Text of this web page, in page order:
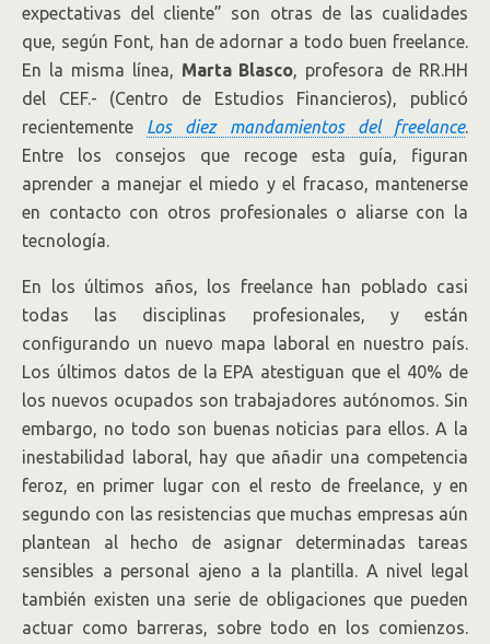
expectativas del cliente” son otras de las cualidades
que, según Font, han de adornar a todo buen freelance.
En la misma línea, Marta Blasco, profesora de RR.HH
del CEF.- (Centro de Estudios Financieros), publicó
recientemente Los diez mandamientos del freelance.
Entre los consejos que recoge esta guía, figuran
aprender a manejar el miedo y el fracaso, mantenerse
en contacto con otros profesionales o aliarse con la
tecnología.
En los últimos años, los freelance han poblado casi
todas las disciplinas profesionales, y están
configurando un nuevo mapa laboral en nuestro país.
Los últimos datos de la EPA atestiguan que el 40% de
los nuevos ocupados son trabajadores autónomos. Sin
embargo, no todo son buenas noticias para ellos. A la
inestabilidad laboral, hay que añadir una competencia
feroz, en primer lugar con el resto de freelance, y en
segundo con las resistencias que muchas empresas aún
plantean al hecho de asignar determinadas tareas
sensibles a personal ajeno a la plantilla. A nivel legal
también existen una serie de obligaciones que pueden
actuar como barreras, sobre todo en los comienzos.